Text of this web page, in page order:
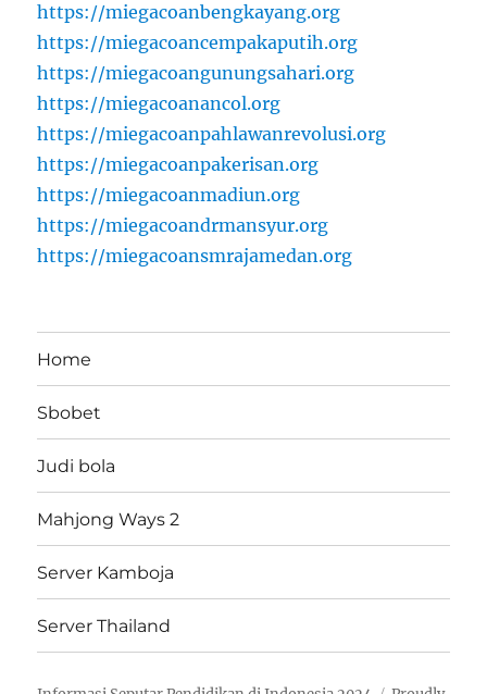
https://miegacoanbengkayang.org
https://miegacoancempakaputih.org
https://miegacoangunungsahari.org
https://miegacoanancol.org
https://miegacoanpahlawanrevolusi.org
https://miegacoanpakerisan.org
https://miegacoanmadiun.org
https://miegacoandrmansyur.org
https://miegacoansmrajamedan.org
Home
Sbobet
Judi bola
Mahjong Ways 2
Server Kamboja
Server Thailand